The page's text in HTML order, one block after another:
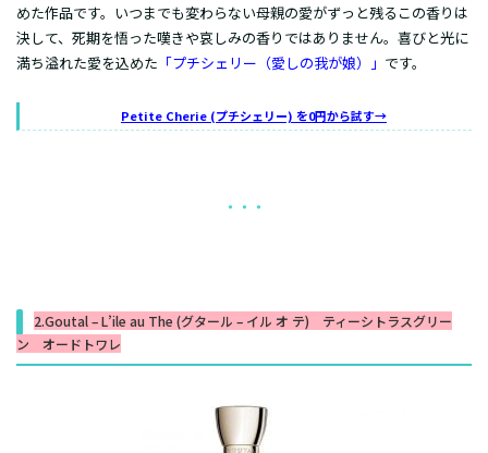
めた作品です。いつまでも変わらない母親の愛がずっと残るこの香りは
決して、死期を悟った嘆きや哀しみの香りではありません。喜びと光に
満ち溢れた愛を込めた 「プチシェリー（愛しの我が娘）」 です。
Petite Cherie (プチシェリー) を0円から試す→
・・・
2.Goutal – L’ile au The (グタール – イル オ テ) ティーシトラスグリー
ン オードトワレ